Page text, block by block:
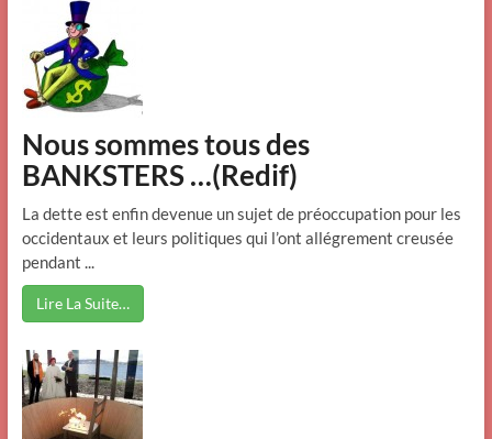
Nous sommes tous des
BANKSTERS …(Redif)
La dette est enfin devenue un sujet de préoccupation pour les
occidentaux et leurs politiques qui l’ont allégrement creusée
pendant ...
Lire La Suite…